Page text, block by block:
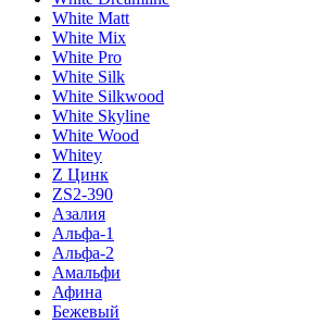
White Matt
White Mix
White Pro
White Silk
White Silkwood
White Skyline
White Wood
Whitey
Z Цинк
ZS2-390
Азалия
Альфа-1
Альфа-2
Амальфи
Афина
Бежевый